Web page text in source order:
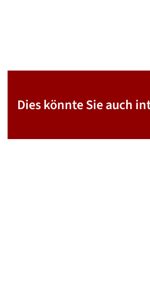
Dies könnte Sie auch